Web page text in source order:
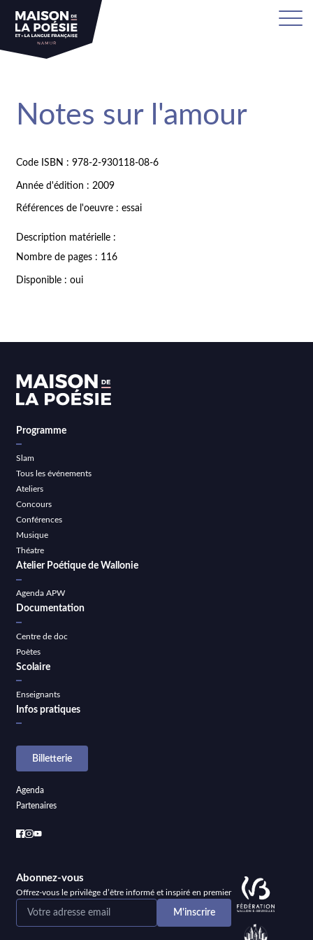
Notes sur l'amour
Code ISBN : 978-2-930118-08-6
Année d'édition : 2009
Références de l'oeuvre : essai
Description matérielle :
Nombre de pages : 116
Disponible : oui
Programme
Slam
Tous les événements
Ateliers
Concours
Conférences
Musique
Théatre
Atelier Poétique de Wallonie
Agenda APW
Documentation
Centre de doc
Poètes
Scolaire
Enseignants
Infos pratiques
Billetterie
Agenda
Partenaires
Abonnez-vous
Offrez-vous le privilège d’être informé et inspiré en premier